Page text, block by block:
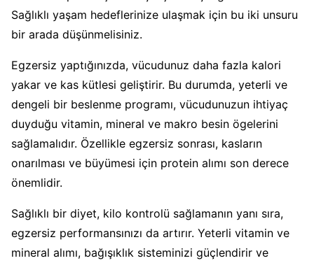
Sağlıklı yaşam hedeflerinize ulaşmak için bu iki unsuru
bir arada düşünmelisiniz.
Egzersiz yaptığınızda, vücudunuz daha fazla kalori
yakar ve kas kütlesi geliştirir. Bu durumda, yeterli ve
dengeli bir beslenme programı, vücudunuzun ihtiyaç
duyduğu vitamin, mineral ve makro besin ögelerini
sağlamalıdır. Özellikle egzersiz sonrası, kasların
onarılması ve büyümesi için protein alımı son derece
önemlidir.
Sağlıklı bir diyet, kilo kontrolü sağlamanın yanı sıra,
egzersiz performansınızı da artırır. Yeterli vitamin ve
mineral alımı, bağışıklık sisteminizi güçlendirir ve